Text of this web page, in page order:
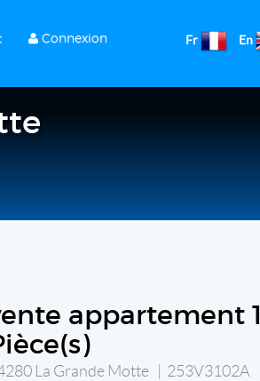
Connexion Fr En
appartement 1
La Grande Motte | 253V3102A